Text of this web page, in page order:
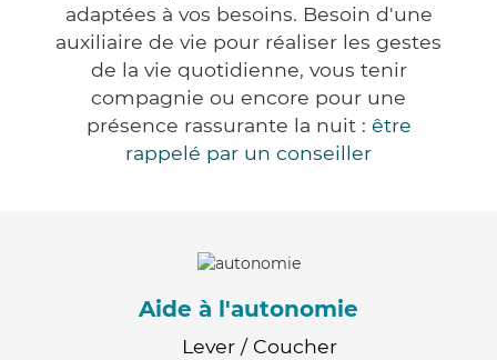
adaptées à vos besoins. Besoin d'une
auxiliaire de vie pour réaliser les gestes
de la vie quotidienne, vous tenir
compagnie ou encore pour une
présence rassurante la nuit : être
rappelé par un conseiller
Aide à l'autonomie
Lever / Coucher